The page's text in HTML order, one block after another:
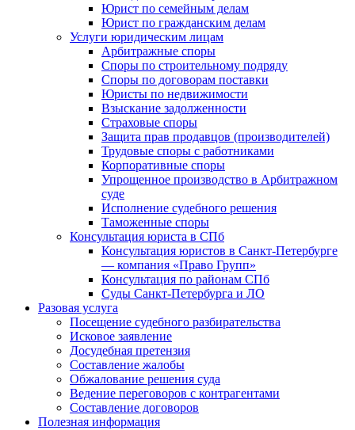
Юрист по семейным делам
Юрист по гражданским делам
Услуги юридическим лицам
Арбитражные споры
Споры по строительному подряду
Споры по договорам поставки
Юристы по недвижимости
Взыскание задолженности
Страховые споры
Защита прав продавцов (производителей)
Трудовые споры с работниками
Корпоративные споры
Упрощенное производство в Арбитражном
суде
Исполнение судебного решения
Таможенные споры
Консультация юриста в СПб
Консультация юристов в Санкт-Петербурге
— компания «Право Групп»
Консультация по районам СПб
Суды Санкт-Петербурга и ЛО
Разовая услуга
Посещение судебного разбирательства
Исковое заявление
Досудебная претензия
Составление жалобы
Обжалование решения суда
Ведение переговоров с контрагентами
Составление договоров
Полезная информация